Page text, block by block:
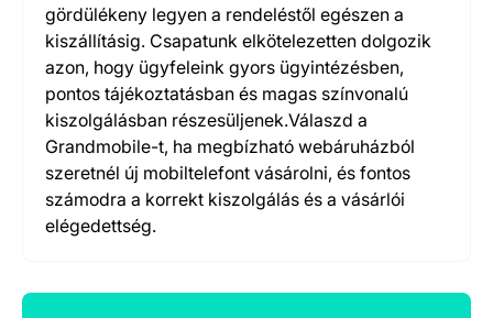
gördülékeny legyen a rendeléstől egészen a
kiszállításig. Csapatunk elkötelezetten dolgozik
azon, hogy ügyfeleink gyors ügyintézésben,
pontos tájékoztatásban és magas színvonalú
kiszolgálásban részesüljenek.Válaszd a
Grandmobile-t, ha megbízható webáruházból
szeretnél új mobiltelefont vásárolni, és fontos
számodra a korrekt kiszolgálás és a vásárlói
elégedettség.